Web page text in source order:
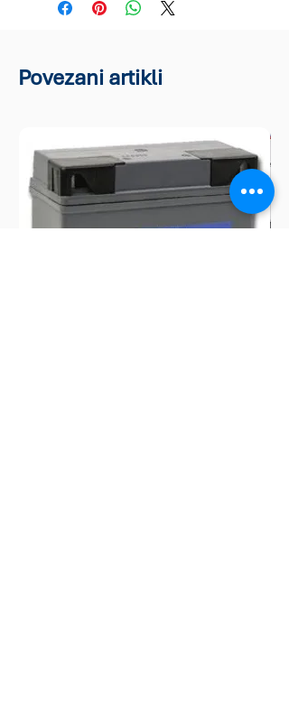
Povezani artikli